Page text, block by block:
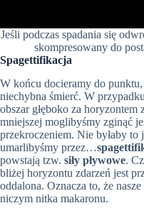
Jeśli podczas spadania się
skompresowany do
Spagettifikacja
W końcu docieramy do
niechybna śmierć. W
obszar głęboko za horyzontem
mniejszej moglibyśmy zginąć
przekroczeniem. Nie byłaby to
umarlibyśmy przez…
powstają tzw. siły pływowe.
bliżej horyzontu zdarzeń jest
oddalona. Oznacza to, że
niczym nitka makaronu.